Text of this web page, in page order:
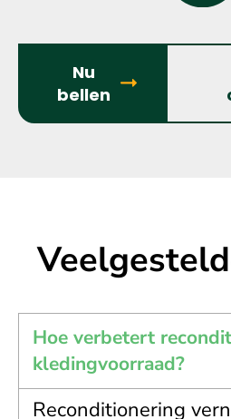
Nu
bellen
Hoe verbetert
kledingvoorraad?
Reconditionering